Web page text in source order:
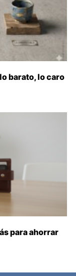
barato, lo caro
para ahorrar